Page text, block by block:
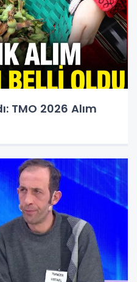
TMO 2026 Alım